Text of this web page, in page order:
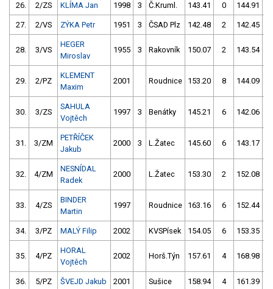
26. 2/ZS KLÍMA Jan 1998 3 Č.Kruml. 143.41 0 144.91
27. 2/VS ZÝKA Petr 1951 3 ČSAD Plz 142.48 2 142.45
28. 3/VS
HEGER
Miroslav
1955 3 Rakovník 150.07 2 143.54
29. 2/PZ
KLEMENT
Maxim
2001 Roudnice 153.20 8 144.09
30. 3/ZS
SAHULA
Vojtěch
1997 3 Benátky 145.21 6 142.06
31. 3/ZM
PETŘÍČEK
Jakub
2000 3 L.Žatec 145.60 6 143.17
32. 4/ZM
NESNÍDAL
Radek
2000 L.Žatec 153.30 2 152.08
33. 4/ZS
BINDER
Martin
1997 Roudnice 163.16 6 152.44
34. 3/PZ MALÝ Filip 2002 KVSPísek 154.05 6 153.35
35. 4/PZ
HORAL
Vojtěch
2002 Horš.Týn 157.61 4 168.98
36. 5/PZ ŠVEJD Jakub 2001 Sušice 158.94 4 161.39